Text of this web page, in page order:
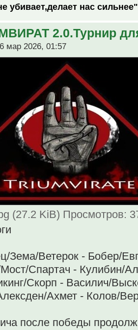
убивает,делает нас сильнее"
2.0.Турнир
мар 2026, 01:57
(27.2 KiB) Просмотров:
Зема/Ветерок - Бобер/
Спартач - Кулибин/
Скорп - Василич/
Ахмет - Колов/
после победы